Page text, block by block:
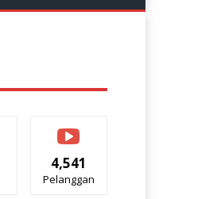
4,541
Pelanggan